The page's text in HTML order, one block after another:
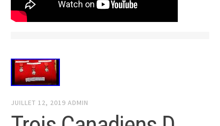
JUILLET 12, 2019 ADMIN